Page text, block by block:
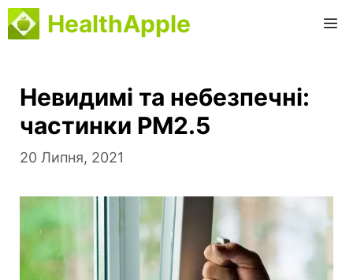
Перейти
до
HealthApple
Невидимі та небезпечні:
частинки РМ2.5
20 Липня, 2021